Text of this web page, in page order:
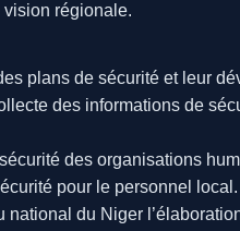
régionale.
plans de sécurité et leur
des informations de
des organisations
pour le personnel local.
du Niger